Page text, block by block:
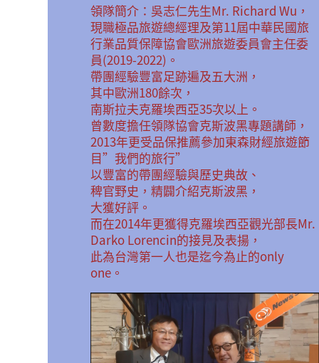
領隊簡介：吳志仁先生Mr. Richard Wu，
現職極品旅遊總經理及第11屆中華民國旅
行業品質保障協會歐洲旅遊委員會主任委
員(2019-2022)。
帶團經驗豐富足跡遍及五大洲，
其中歐洲180餘次，
南斯拉夫克羅埃西亞35次以上。
曾數度擔任領隊協會克斯波黑專題講師，
2013年更受品保推薦參加東森財經旅遊節
目”我們的旅行”
以豐富的帶團經驗與歷史典故、
稗官野史，精闢介紹克斯波黑，
大獲好評。
而在2014年更獲得克羅埃西亞觀光部長Mr.
Darko Lorencin的接見及表揚，
此為台灣第一人也是迄今為止的only
one。